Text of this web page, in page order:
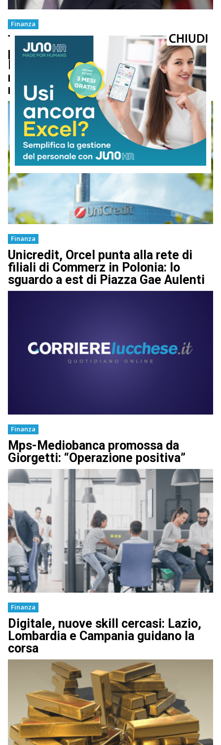
Finanza
Taglio tassi Fed e rating Italia i
protagonisti della settimana.
Benetti (Gam): “Ora attenzione a
misure per crescita produttività in
manovra”
Finanza
Unicredit, Orcel punta alla rete di
filiali di Commerz in Polonia: lo
sguardo a est di Piazza Gae Aulenti
Finanza
Mps-Mediobanca promossa da
Giorgetti: “Operazione positiva”
Finanza
Digitale, nuove skill cercasi: Lazio,
Lombardia e Campania guidano la
corsa